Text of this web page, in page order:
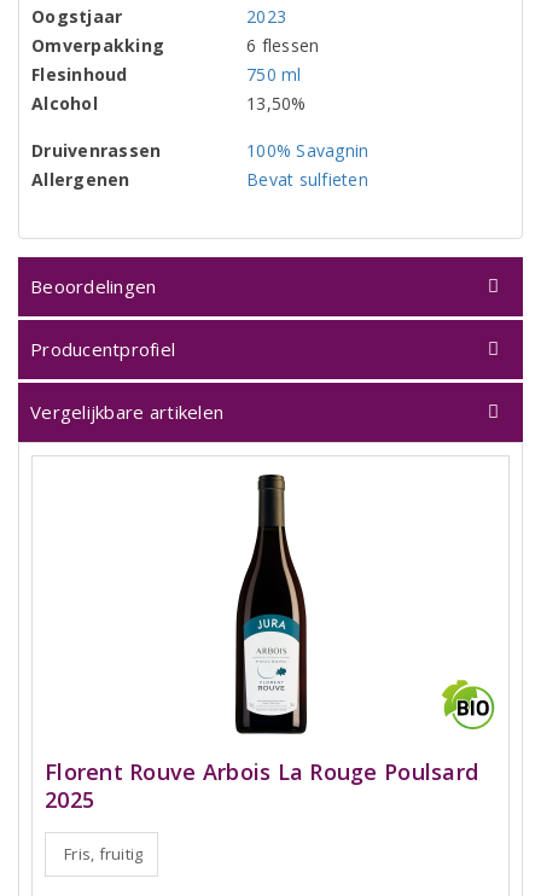
Oogstjaar
2023
Omverpakking
6 flessen
Flesinhoud
750 ml
Alcohol
13,50%
Druivenrassen
100% Savagnin
Allergenen
Bevat sulfieten
Beoordelingen
Producentprofiel
Vergelijkbare artikelen
Florent Rouve Arbois La Rouge Poulsard
2025
Fris, fruitig